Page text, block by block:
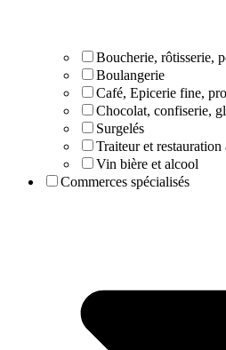
Boucherie, rôtisserie,
Boulangerie
Café, Epicerie fine,
Chocolat, confiserie,
Surgelés
Traiteur et restauration
Vin bière et alcool
Commerces spécialisés